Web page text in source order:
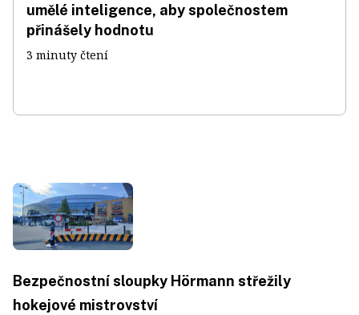
umělé inteligence, aby společnostem
přinášely hodnotu
3 minuty čtení
Bezpečnostní sloupky Hörmann střežily
hokejové mistrovství